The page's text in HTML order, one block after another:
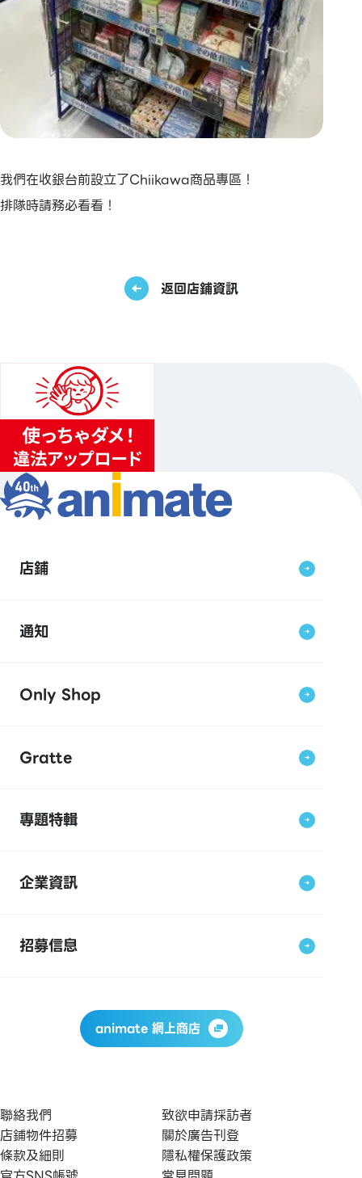
我們在收銀台前設立了Chiikawa商品專區！
排隊時請務必看看！
返回店鋪資訊
店鋪
通知
Only Shop
Gratte
專題特輯
企業資訊
招募信息
animate 網上商店
聯絡我們
致欲申請採訪者
店鋪物件招募
關於廣告刊登
條款及細則
隱私權保護政策